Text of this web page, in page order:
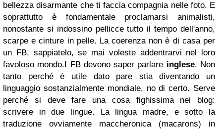
bellezza disarmante che ti faccia compagnia nelle foto. E
soprattutto è fondamentale proclamarsi animalisti,
nonostante si indossino pellicce tutto il tempo dell'anno,
scarpe e cinture in pelle. La coerenza non è di casa per
un FB, sappiatelo, se mai voleste addentrarvi nel loro
favoloso mondo.I FB devono saper parlare inglese. Non
tanto perché è utile dato pare stia diventando un
linguaggio sostanzialmente mondiale, no di certo. Serve
perché si deve fare una cosa fighissima nei blog:
scrivere in due lingue. La lingua madre, e sotto la
traduzione ovviamente maccheronica (macarons) in